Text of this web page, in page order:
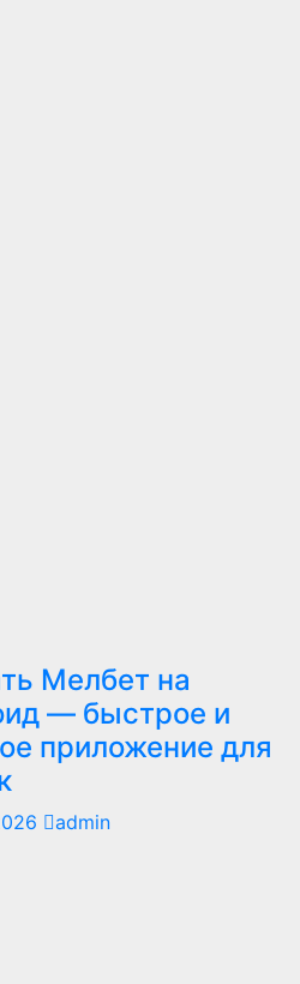
Мелбет на
— быстрое и
приложение для
admin